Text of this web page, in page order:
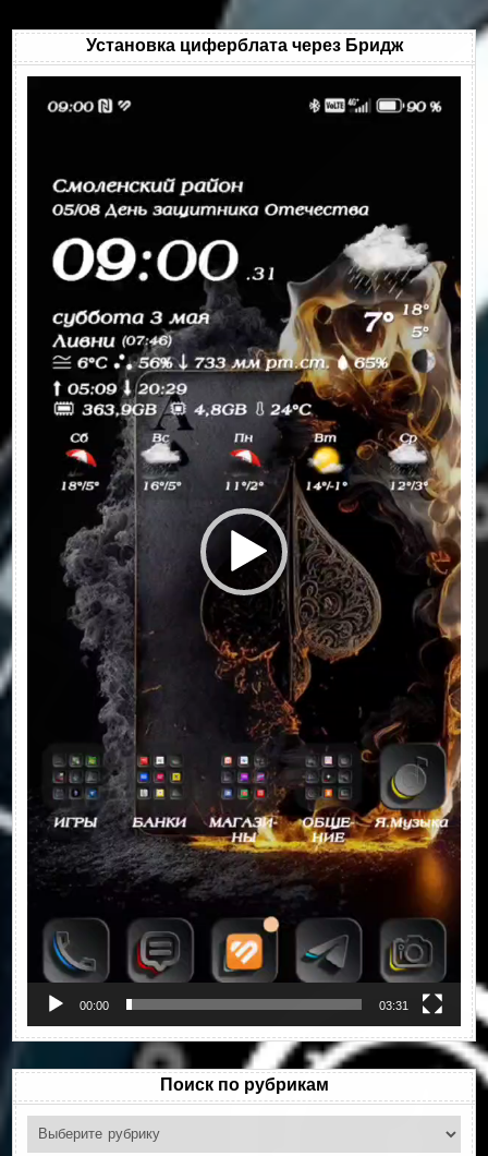
Установка циферблата через Бридж
00:00 03:31
Поиск по рубрикам
Поиск
по